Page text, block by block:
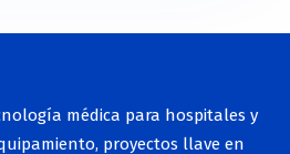
médica para hospitales y
proyectos llave en